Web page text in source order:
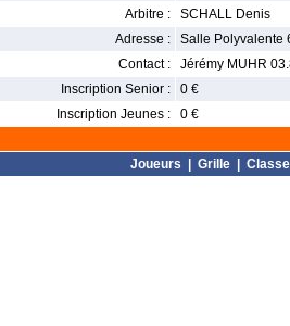
Arbitre :
SCHALL Denis
Adresse :
Salle Polyvalente
Contact :
Jérémy MUHR
Inscription Senior :
0 €
Inscription Jeunes :
0 €
Joueurs Grille|